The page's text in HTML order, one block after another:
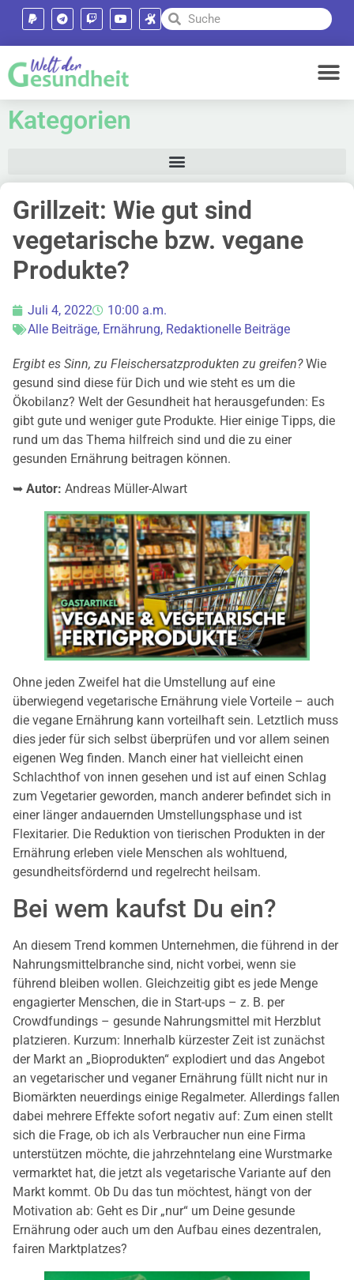
Kategorien
Grillzeit: Wie gut sind
vegetarische bzw. vegane
Produkte?
Juli 4, 2022
10:00 a.m.
Alle Beiträge, Ernährung, Redaktionelle Beiträge
Ergibt es Sinn, zu Fleischersatzprodukten zu greifen?Wie
gesund sind diese für Dich und wie steht es um die
Ökobilanz? Welt der Gesundheit hat herausgefunden: Es
gibt gute und weniger gute Produkte. Hier einige Tipps, die
rund um das Thema hilfreich sind und die zu einer
gesunden Ernährung beitragen können.
➥ Autor: Andreas Müller-Alwart
Ohne jeden Zweifel hat die Umstellung auf eine
überwiegend vegetarische Ernährung viele Vorteile – auch
die vegane Ernährung kann vorteilhaft sein. Letztlich muss
dies jeder für sich selbst überprüfen und vor allem seinen
eigenen Weg finden. Manch einer hat vielleicht einen
Schlachthof von innen gesehen und ist auf einen Schlag
zum Vegetarier geworden, manch anderer befindet sich in
einer länger andauernden Umstellungsphase und ist
Flexitarier. Die Reduktion von tierischen Produkten in der
Ernährung erleben viele Menschen als wohltuend,
gesundheitsfördernd und regelrecht heilsam.
Bei wem kaufst Du ein?
An diesem Trend kommen Unternehmen, die führend in der
Nahrungsmittelbranche sind, nicht vorbei, wenn sie
führend bleiben wollen. Gleichzeitig gibt es jede Menge
engagierter Menschen, die in Start-ups – z. B. per
Crowdfundings – gesunde Nahrungsmittel mit Herzblut
platzieren. Kurzum: Innerhalb kürzester Zeit ist zunächst
der Markt an „Bioprodukten“ explodiert und das Angebot
an vegetarischer und veganer Ernährung füllt nicht nur in
Biomärkten neuerdings einige Regalmeter. Allerdings fallen
dabei mehrere Effekte sofort negativ auf: Zum einen stellt
sich die Frage, ob ich als Verbraucher nun eine Firma
unterstützen möchte, die jahrzehntelang eine Wurstmarke
vermarktet hat, die jetzt als vegetarische Variante auf den
Markt kommt. Ob Du das tun möchtest, hängt von der
Motivation ab: Geht es Dir „nur“ um Deine gesunde
Ernährung oder auch um den Aufbau eines dezentralen,
fairen Marktplatzes?